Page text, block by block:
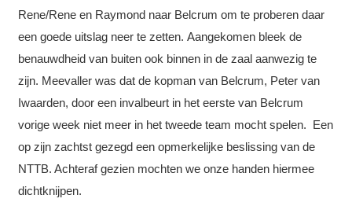
Rene/Rene en Raymond naar Belcrum om te proberen daar
een goede uitslag neer te zetten. Aangekomen bleek de
benauwdheid van buiten ook binnen in de zaal aanwezig te
zijn. Meevaller was dat de kopman van Belcrum, Peter van
Iwaarden, door een invalbeurt in het eerste van Belcrum
vorige week niet meer in het tweede team mocht spelen. Een
op zijn zachtst gezegd een opmerkelijke beslissing van de
NTTB. Achteraf gezien mochten we onze handen hiermee
dichtknijpen.